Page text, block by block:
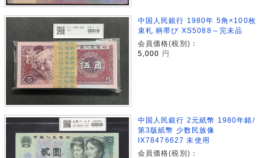
中国人民銀行 1980年 5角×100枚
束札 柄帯び XS5088～完未品
会員価格(税別)：
5,000
円
中国人民銀行 2元紙幣 1980年銘/
第3版紙幣 少数民族像
IX78476627 未使用
会員価格(税別)：